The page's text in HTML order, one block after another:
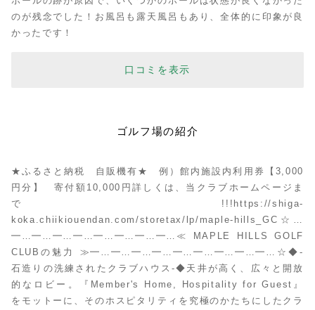
のが残念でした！お風呂も露天風呂もあり、全体的に印象が良
かったです！
口コミを表示
ゴルフ場の紹介
★ふるさと納税 自販機有★ 例）館内施設内利用券【3,000
円分】 寄付額10,000円詳しくは、当クラブホームページま
で!!!https://shiga-
koka.chiikiouendan.com/storetax/lp/maple-hills_GC☆…
━…━…━…━…━…━…━…━…≪ MAPLE HILLS GOLF
CLUBの魅力 ≫━…━…━…━…━…━…━…━…━…☆◆-
石造りの洗練されたクラブハウス-◆天井が高く、広々と開放
的なロビー。『Member's Home, Hospitality for Guest』
をモットーに、そのホスピタリティを究極のかたちにしたクラ